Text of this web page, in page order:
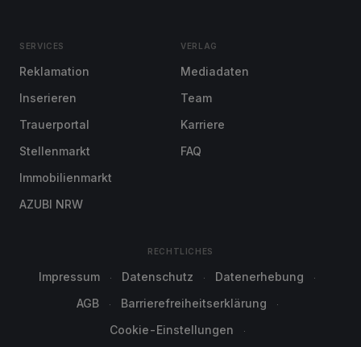
SERVICES
Reklamation
Inserieren
Trauerportal
Stellenmarkt
Immobilienmarkt
AZUBI NRW
VERLAG
Mediadaten
Team
Karriere
FAQ
RECHTLICHES
Impressum Datenschutz
Datenerhebung
AGB
Barrierefreiheitserklärung
Cookie-Einstellungen